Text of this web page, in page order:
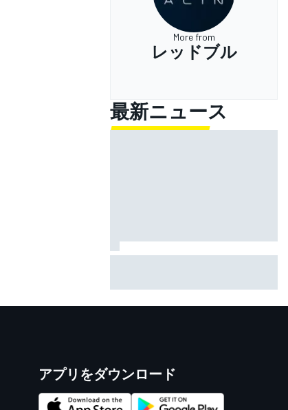
More from
レッドブル
最新ニュース
とも2028年まで継続へ
アプリをダウンロード